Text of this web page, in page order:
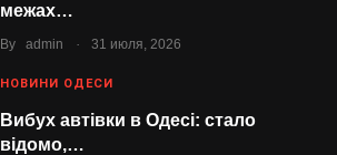
межах…
By admin . 31 июля, 2026
НОВИНИ ОДЕСИ
Вибух автівки в Одесі: стало
відомо,…